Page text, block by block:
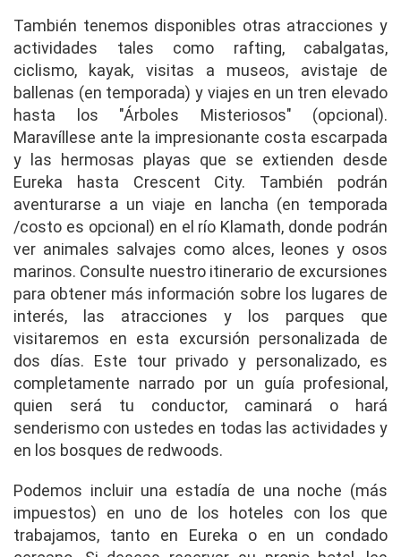
También tenemos disponibles otras atracciones y
actividades tales como rafting, cabalgatas,
ciclismo, kayak, visitas a museos, avistaje de
ballenas (en temporada) y viajes en un tren elevado
hasta los "Árboles Misteriosos" (opcional).
Maravíllese ante la impresionante costa escarpada
y las hermosas playas que se extienden desde
Eureka hasta Crescent City. También podrán
aventurarse a un viaje en lancha (en temporada
/costo es opcional) en el río Klamath, donde podrán
ver animales salvajes como alces, leones y osos
marinos. Consulte nuestro itinerario de excursiones
para obtener más información sobre los lugares de
interés, las atracciones y los parques que
visitaremos en esta excursión personalizada de
dos días. Este tour privado y personalizado, es
completamente narrado por un guía profesional,
quien será tu conductor, caminará o hará
senderismo con ustedes en todas las actividades y
en los bosques de redwoods.
Podemos incluir una estadía de una noche (más
impuestos) en uno de los hoteles con los que
trabajamos, tanto en Eureka o en un condado